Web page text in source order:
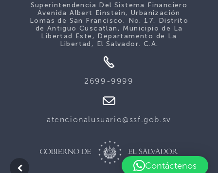
Contáctenos
Superintendencia Del Sistema Financiero
Avenida Albert Einstein, Urbanización
Lomas de San Francisco, No. 17, Distrito
de Antiguo Cuscatlán, Municipio de La
Libertad Este, Departamento de La
Libertad, El Salvador. C.A.
2699-9999
atencionalusuario@ssf.gob.sv